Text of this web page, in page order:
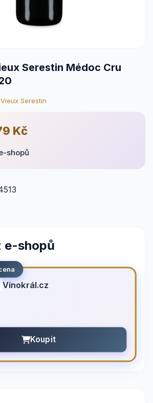
Serestin Médoc Cru
Serestin
Kč
shopů
e-shopů
Vínokrál.cz
Koupit